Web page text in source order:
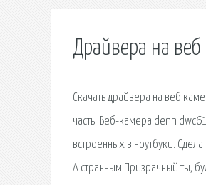
Драйвера на веб
Скачать драйвера на веб
часть. Веб-камера denn
встроенных в ноутбуки.
А странным Призрачный ты,